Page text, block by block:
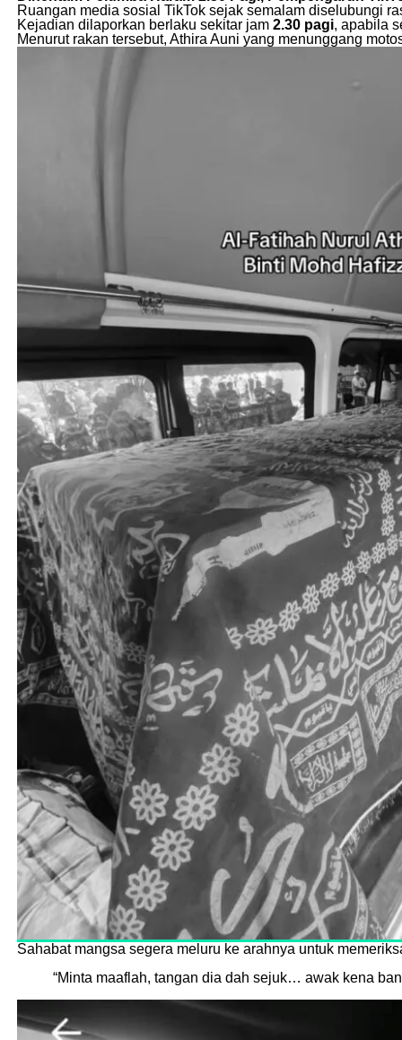
Ruangan media sosial TikTok sejak semalam diselubungi
Kejadian dilaporkan berlaku sekitar jam 2.30 pagi, apabila
Menurut rakan tersebut, Athira Auni yang menunggang
Sahabat mangsa segera meluru ke arahnya untuk
“Minta maaflah, tangan dia dah sejuk… awak kena